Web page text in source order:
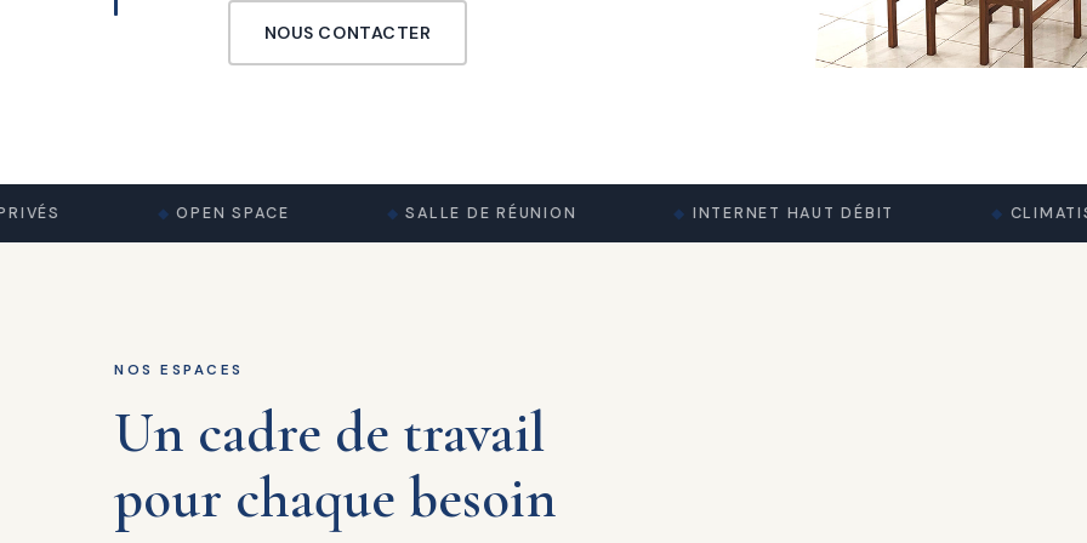
NOUS CONTACTER
OPEN SPACE SALLE DE RÉUNION INTERNET HAUT DÉBIT
NOS ESPACES
Un cadre de travail
pour chaque besoin